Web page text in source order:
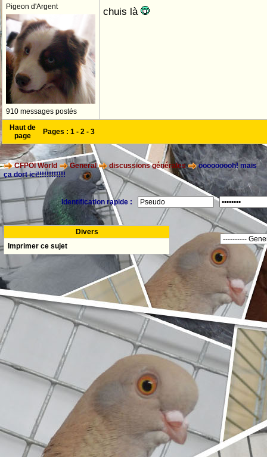
Pigeon d'Argent
910 messages postés
chuis là
Haut de
page
Pages : 1 - 2 - 3
CFPOI World General discussions générales
ooooooooh! mais
ça dort ici!!!!!!!!!!!!
Identification rapide :
Divers
Imprimer ce sujet